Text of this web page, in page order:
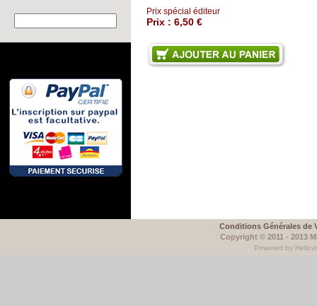
Prix spécial éditeur
Prix : 6,50 €
Conditions Générales de
Copyright © 2011 - 2013
Powered by